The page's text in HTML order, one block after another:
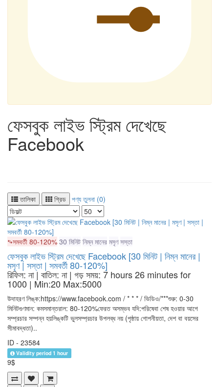
ফেসবুক লাইভ স্ট্রিম দেখেছে
Facebook
তালিকা গ্রিড পণ্য তুলনা (0)
সমবর্তী 80-120% 30 মিনিট নিম্ন মানের মসৃণ সস্তা
ফেসবুক লাইভ স্ট্রিম দেখেছে Facebook [30 মিনিট | নিম্ন মানের |
মসৃণ | সস্তা | সমবর্তী 80-120%]
রিফিল: না | বাতিল: না | গড় সময়: 7 hours 26 minutes for
1000 | Min:20 Max:5000
উদাহরণ লিঙ্ক:https://www.facebook.com / * * * / ভিডিও/***শুরু: 0-30
মিনিটগুণমান: কমসমান্তরাল: 80-120%ফেরত অসম্ভব যদি:পরিষেবা শেষ হওয়ার আগে
সম্প্রচার সম্পন্ন হয়লিঙ্কটি ভুলসম্প্রচার উপলব্ধ নয় (পৃষ্ঠায় গোপনীয়তা, দেশ বা বয়সের
সীমাবদ্ধতা)..
ID - 23584
Validity period 1 hour
9$